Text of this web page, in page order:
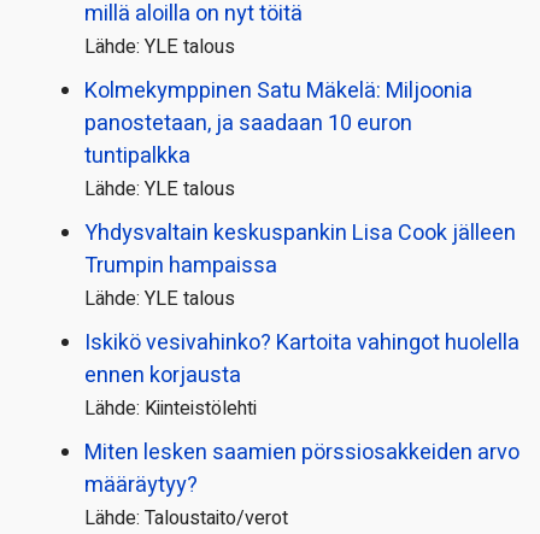
millä aloilla on nyt töitä
Lähde: YLE talous
Kolmekymppinen Satu Mäkelä: Miljoonia
panostetaan, ja saadaan 10 euron
tuntipalkka
Lähde: YLE talous
Yhdysvaltain keskuspankin Lisa Cook jälleen
Trumpin hampaissa
Lähde: YLE talous
Iskikö vesivahinko? Kartoita vahingot huolella
ennen korjausta
Lähde: Kiinteistölehti
Miten lesken saamien pörssi­osakkeiden arvo
määräytyy?
Lähde: Taloustaito/verot